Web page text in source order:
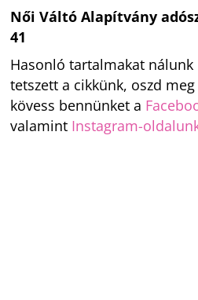
Női Váltó Alapítvány
41
Hasonló tartalmakat nálunk
tetszett a cikkünk, oszd
kövess bennünket a
valamint Instagram-